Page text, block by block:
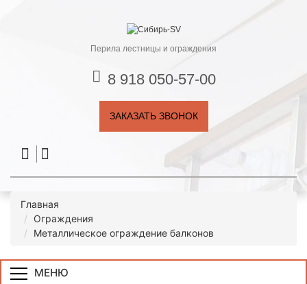
Перила лестницы и ограждения
8 918 050-57-00
ЗАКАЗАТЬ ЗВОНОК
Главная
Ограждения
Металлическое ограждение балконов
МЕНЮ